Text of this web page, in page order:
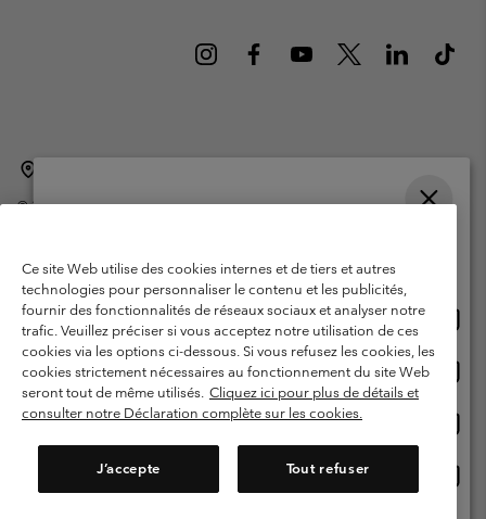
©2026Columbia Sportswear International Sarl. Avenue des Morgines, 12
Garanties Légales
Politique de confidentialité
Conditions d'utilisation - Membres
Conditions D'utilisation - Contenu généré par l'utilisateur
Impressum
Cookies
Service client: Lun - sam de 9h à 13h et de 14h à 18h
Ce site Web utilise des cookies internes et de tiers et autres
technologies pour personnaliser le contenu et les publicités,
fournir des fonctionnalités de réseaux sociaux et analyser notre
trafic. Veuillez préciser si vous acceptez notre utilisation de ces
cookies via les options ci-dessous. Si vous refusez les cookies, les
cookies strictement nécessaires au fonctionnement du site Web
seront tout de même utilisés. Cliquez ici pour plus de détails et
consulter notre Déclaration complète sur les cookies.
J’accepte Tout refuser
Achats en ligne disponibles
United States
ligne
Belgium-English
ligne
Belgium-Français
ligne
Belgium-Dutch